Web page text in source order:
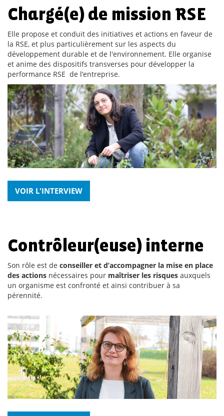
Chargé(e) de mission RSE
Elle propose et conduit des initiatives et actions en faveur de
la RSE, et plus particulièrement sur les aspects du
développement durable et de l'environnement. Elle organise
et anime des dispositifs transverses pour développer la
performance RSE de l’entreprise.
VOIR L'INTERVIEW
Contrôleur(euse) interne
Son rôle est de conseiller et d’accompagner la mise en place
des actions nécessaires pour maîtriser les risques auxquels
un organisme est confronté et ainsi contribuer à sa
pérennité.